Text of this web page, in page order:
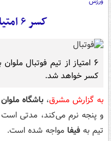
کسر ۶ امتیاز از ملوان بندر انزلی
۶ امتیاز از تیم فوتبال
کسر خواهد شد.
به گزارش مشرق، باشگاه
و پنجه نرم می‌کند، مدتی است
تیم به فیفا مواجه شده است.